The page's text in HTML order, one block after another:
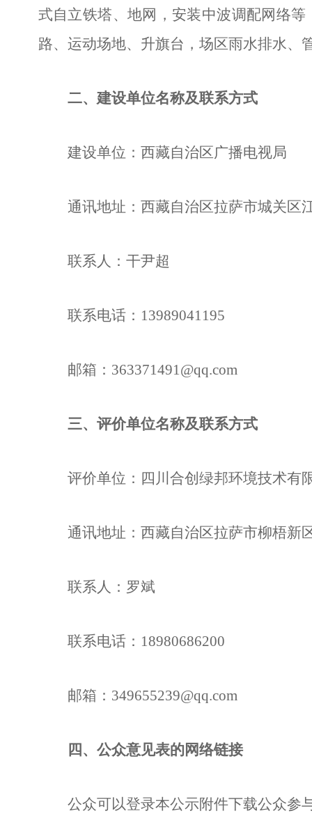
式自立铁塔、地网，安装中波调配网络
路、运动场地、升旗台，场区雨水排水、
二、建设单位名称及联系方式
建设单位： 西藏自治区广播电视局
通讯地址 ：西藏自治区拉萨市城关区
联系人： 干尹超
联系电话： 13989041195
邮箱： 363371491@qq.com
三、评价单位名称及联系方式
评价单位： 四川合创绿邦环境技术有
通讯地址： 西藏自治区拉萨市柳梧新
联系人： 罗斌
联系电话： 18980686200
邮箱： 349655239@qq.com
四、公众意见表的网络链接
公众可以登录本公示附件下载公众参